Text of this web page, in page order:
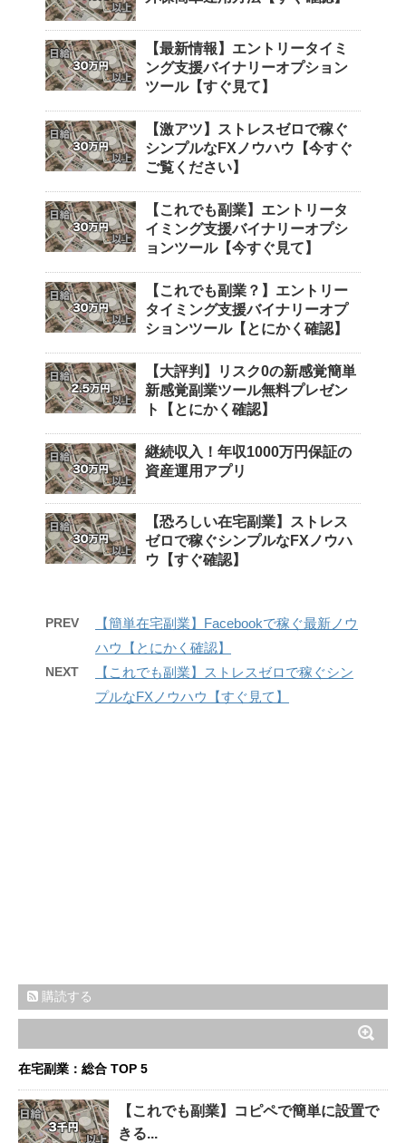
【最新情報】エントリータイミ
ング支援バイナリーオプション
ツール【すぐ見て】
【激アツ】ストレスゼロで稼ぐ
シンプルなFXノウハウ【今すぐ
ご覧ください】
【これでも副業】エントリータ
イミング支援バイナリーオプシ
ョンツール【今すぐ見て】
【これでも副業？】エントリー
タイミング支援バイナリーオプ
ションツール【とにかく確認】
【大評判】リスク0の新感覚簡単
新感覚副業ツール無料プレゼン
ト【とにかく確認】
継続収入！年収1000万円保証の
資産運用アプリ
【恐ろしい在宅副業】ストレス
ゼロで稼ぐシンプルなFXノウハ
ウ【すぐ確認】
PREV
【簡単在宅副業】Facebookで稼ぐ最新ノウ
ハウ【とにかく確認】
NEXT
【これでも副業】ストレスゼロで稼ぐシン
プルなFXノウハウ【すぐ見て】
購読する
在宅副業：総合 TOP 5
【これでも副業】コピペで簡単に設置で
きる...